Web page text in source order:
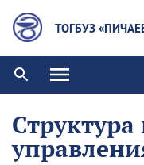
ТОГБУЗ